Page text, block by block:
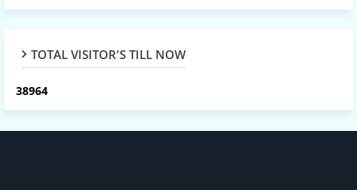
TOTAL VISITOR'S TILL NOW
38964